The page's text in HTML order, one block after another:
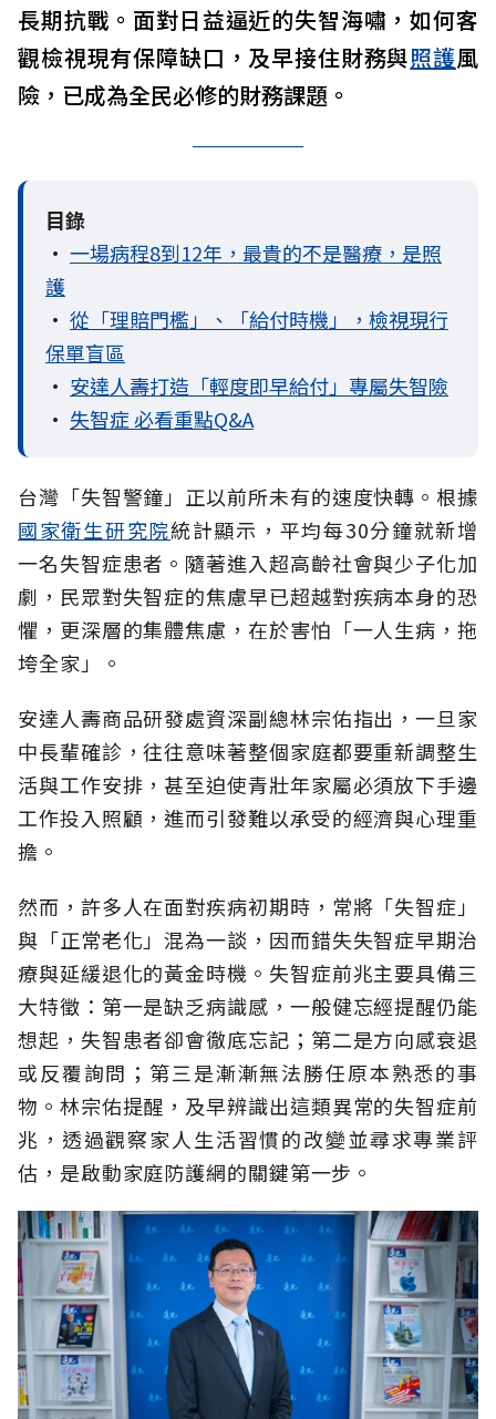
長期抗戰。面對日益逼近的失智海嘯，如何客
觀檢視現有保障缺口，及早接住財務與照護風
險，已成為全民必修的財務課題。
目錄
• 一場病程8到12年，最貴的不是醫療，是照
護
• 從「理賠門檻」、「給付時機」，檢視現行
保單盲區
• 安達人壽打造「輕度即早給付」專屬失智險
• 失智症 必看重點Q&A
台灣「失智警鐘」正以前所未有的速度快轉。根據
國家衛生研究院統計顯示，平均每30分鐘就新增
一名失智症患者。隨著進入超高齡社會與少子化加
劇，民眾對失智症的焦慮早已超越對疾病本身的恐
懼，更深層的集體焦慮，在於害怕「一人生病，拖
垮全家」。
安達人壽商品研發處資深副總林宗佑指出，一旦家
中長輩確診，往往意味著整個家庭都要重新調整生
活與工作安排，甚至迫使青壯年家屬必須放下手邊
工作投入照顧，進而引發難以承受的經濟與心理重
擔。
然而，許多人在面對疾病初期時，常將「失智症」
與「正常老化」混為一談，因而錯失失智症早期治
療與延緩退化的黃金時機。失智症前兆主要具備三
大特徵：第一是缺乏病識感，一般健忘經提醒仍能
想起，失智患者卻會徹底忘記；第二是方向感衰退
或反覆詢問；第三是漸漸無法勝任原本熟悉的事
物。林宗佑提醒，及早辨識出這類異常的失智症前
兆，透過觀察家人生活習慣的改變並尋求專業評
估，是啟動家庭防護網的關鍵第一步。